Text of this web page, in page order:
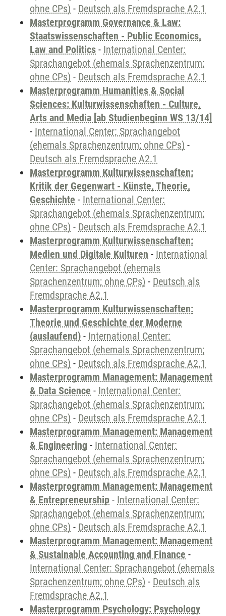
ohne CPs) - Deutsch als Fremdsprache A2.1
Masterprogramm Governance & Law:
Staatswissenschaften - Public Economics,
Law and Politics - International Center:
Sprachangebot (ehemals Sprachenzentrum;
ohne CPs) - Deutsch als Fremdsprache A2.1
Masterprogramm Humanities & Social
Sciences: Kulturwissenschaften - Culture,
Arts and Media [ab Studienbeginn WS 13/14]
- International Center: Sprachangebot
(ehemals Sprachenzentrum; ohne CPs) -
Deutsch als Fremdsprache A2.1
Masterprogramm Kulturwissenschaften:
Kritik der Gegenwart - Künste, Theorie,
Geschichte - International Center:
Sprachangebot (ehemals Sprachenzentrum;
ohne CPs) - Deutsch als Fremdsprache A2.1
Masterprogramm Kulturwissenschaften:
Medien und Digitale Kulturen - International
Center: Sprachangebot (ehemals
Sprachenzentrum; ohne CPs) - Deutsch als
Fremdsprache A2.1
Masterprogramm Kulturwissenschaften:
Theorie und Geschichte der Moderne
(auslaufend) - International Center:
Sprachangebot (ehemals Sprachenzentrum;
ohne CPs) - Deutsch als Fremdsprache A2.1
Masterprogramm Management: Management
& Data Science - International Center:
Sprachangebot (ehemals Sprachenzentrum;
ohne CPs) - Deutsch als Fremdsprache A2.1
Masterprogramm Management: Management
& Engineering - International Center:
Sprachangebot (ehemals Sprachenzentrum;
ohne CPs) - Deutsch als Fremdsprache A2.1
Masterprogramm Management: Management
& Entrepreneurship - International Center:
Sprachangebot (ehemals Sprachenzentrum;
ohne CPs) - Deutsch als Fremdsprache A2.1
Masterprogramm Management: Management
& Sustainable Accounting and Finance -
International Center: Sprachangebot (ehemals
Sprachenzentrum; ohne CPs) - Deutsch als
Fremdsprache A2.1
Masterprogramm Psychology: Psychology